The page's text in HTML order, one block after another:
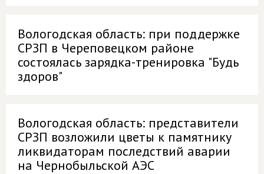
Вологодская область: при поддержке
СРЗП в Череповецком районе
состоялась зарядка-тренировка "Будь
здоров"
Вологодская область: представители
СРЗП возложили цветы к памятнику
ликвидаторам последствий аварии
на Чернобыльской АЭС